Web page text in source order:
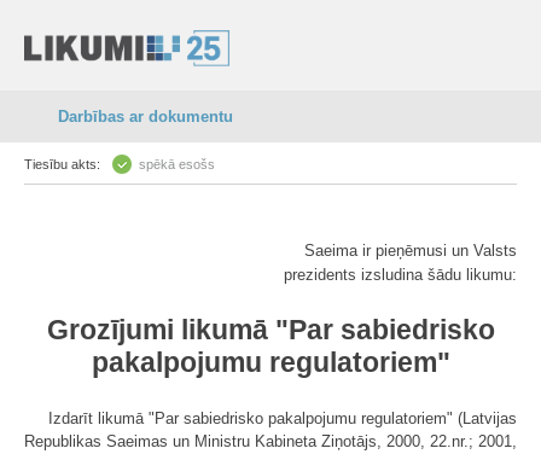
Darbības ar dokumentu
Tiesību akts: spēkā esošs
Saeima ir pieņēmusi un Valsts
prezidents izsludina šādu likumu:
Grozījumi likumā "Par sabiedrisko
pakalpojumu regulatoriem"
Izdarīt likumā "Par sabiedrisko pakalpojumu regulatoriem" (Latvijas
Republikas Saeimas un Ministru Kabineta Ziņotājs, 2000, 22.nr.; 2001,